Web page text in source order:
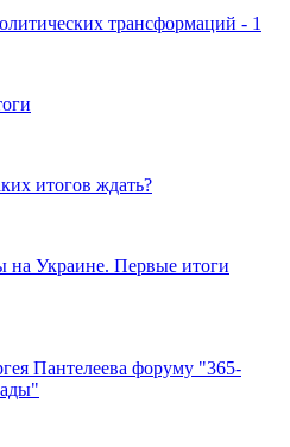
трансформаций - 1
итогов ждать?
на Украине. Первые итоги
Пантелеева форуму "365-